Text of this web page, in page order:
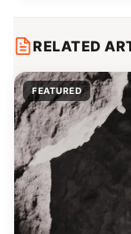
RELATED
FEATURED